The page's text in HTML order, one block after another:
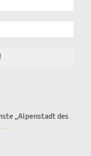
„Alpenstadt des